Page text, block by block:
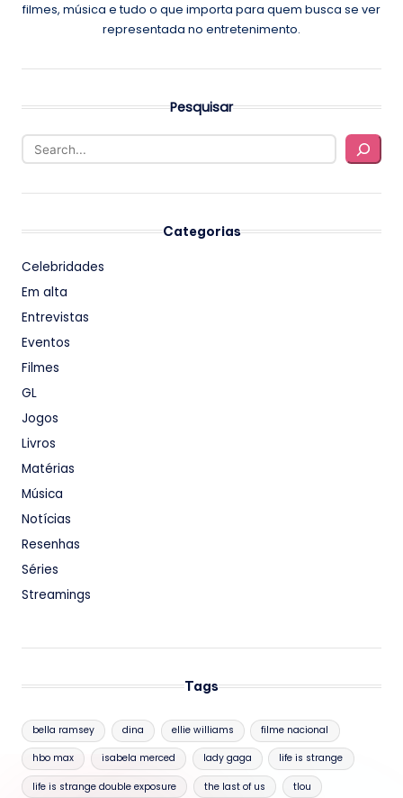
filmes, música e tudo o que importa para quem busca se ver
representada no entretenimento.
Pesquisar
Categorias
Celebridades
Em alta
Entrevistas
Eventos
Filmes
GL
Jogos
Livros
Matérias
Música
Notícias
Resenhas
Séries
Streamings
Tags
bella ramsey dina ellie williams filme nacional
hbo max isabela merced lady gaga life is strange
life is strange double exposure the last of us tlou